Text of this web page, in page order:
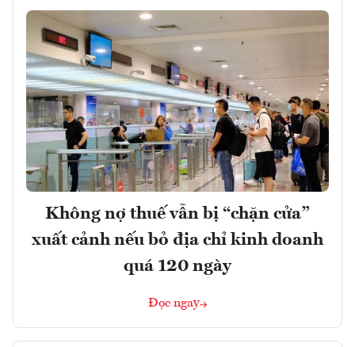
Không nợ thuế vẫn bị “chặn cửa”
xuất cảnh nếu bỏ địa chỉ kinh doanh
quá 120 ngày
Đọc ngay